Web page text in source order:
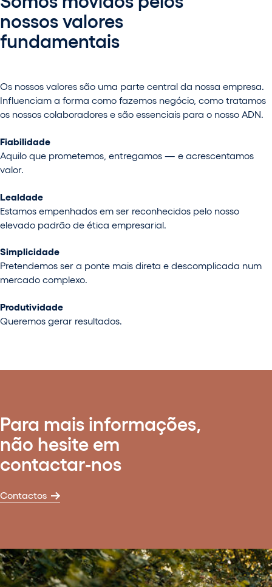
nossos valores
fundamentais
Os nossos valores são uma parte central da nossa empresa.
Influenciam a forma como fazemos negócio, como tratamos
os nossos colaboradores e são essenciais para o nosso ADN.
Fiabilidade
Aquilo que prometemos, entregamos — e acrescentamos
valor.
Lealdade
Estamos empenhados em ser reconhecidos pelo nosso
elevado padrão de ética empresarial.
Simplicidade
Pretendemos ser a ponte mais direta e descomplicada num
mercado complexo.
Produtividade
Queremos gerar resultados.
Para mais informações,
não hesite em
contactar‑nos
Contactos